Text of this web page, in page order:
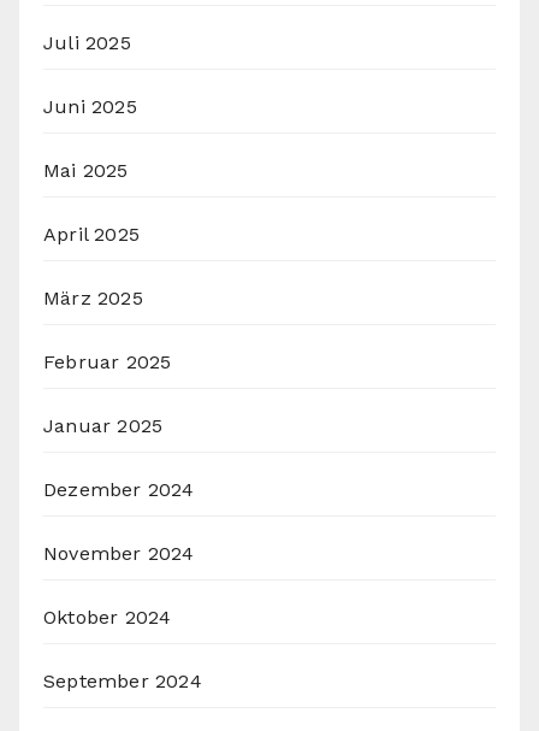
Juli 2025
Juni 2025
Mai 2025
April 2025
März 2025
Februar 2025
Januar 2025
Dezember 2024
November 2024
Oktober 2024
September 2024